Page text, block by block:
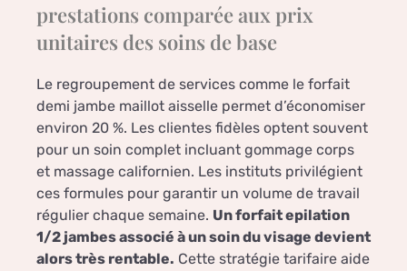
prestations comparée aux prix
unitaires des soins de base
Le regroupement de services comme le forfait
demi jambe maillot aisselle permet d’économiser
environ 20 %. Les clientes fidèles optent souvent
pour un soin complet incluant gommage corps
et massage californien. Les instituts privilégient
ces formules pour garantir un volume de travail
régulier chaque semaine. Un forfait epilation
1/2 jambes associé à un soin du visage devient
alors très rentable. Cette stratégie tarifaire aide